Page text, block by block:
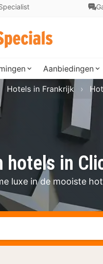
Aanbiedingen
hotels in
luxe in de mooiste
Hotels in Frankrijk
of stad